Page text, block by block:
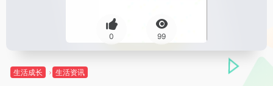
0 99
生活成长 生活资讯